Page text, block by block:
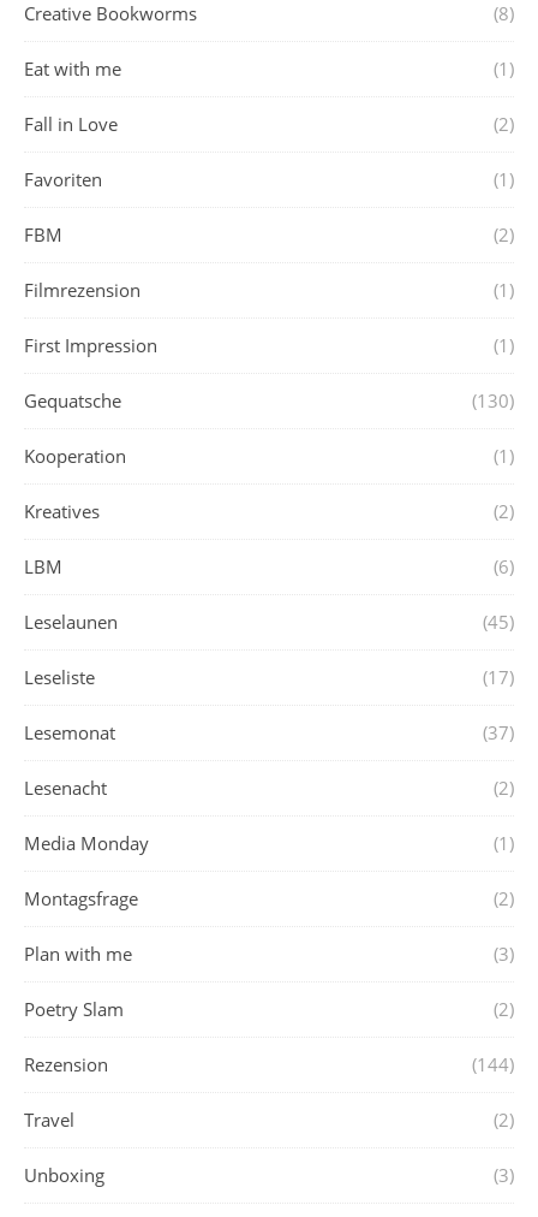
Creative Bookworms (8)
Eat with me (1)
Fall in Love (2)
Favoriten (1)
FBM (2)
Filmrezension (1)
First Impression (1)
Gequatsche (130)
Kooperation (1)
Kreatives (2)
LBM (6)
Leselaunen (45)
Leseliste (17)
Lesemonat (37)
Lesenacht (2)
Media Monday (1)
Montagsfrage (2)
Plan with me (3)
Poetry Slam (2)
Rezension (144)
Travel (2)
Unboxing (3)